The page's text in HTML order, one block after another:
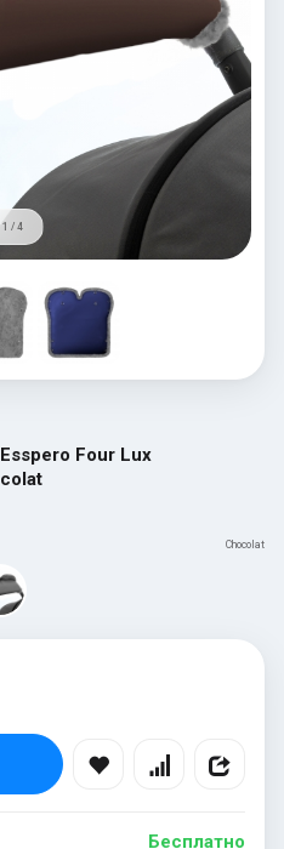
1 / 4
Four Lux
Chocolat
Бесплатно